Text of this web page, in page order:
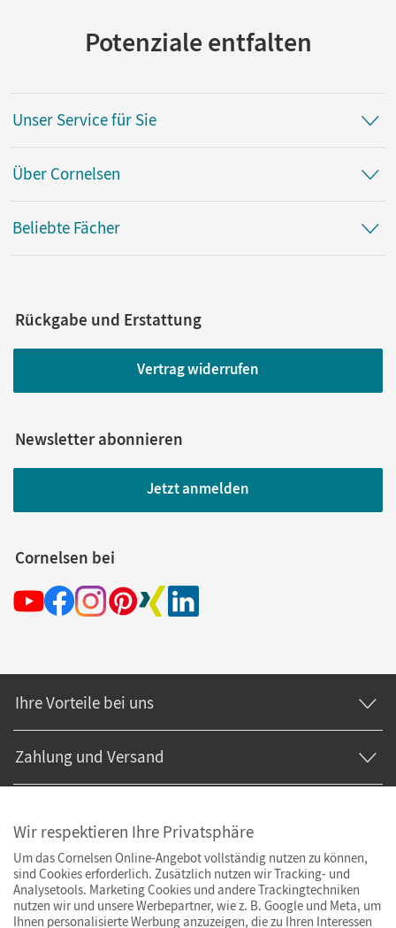
Potenziale entfalten
Unser Service für Sie
Über Cornelsen
Beliebte Fächer
Rückgabe und Erstattung
Vertrag widerrufen
Newsletter abonnieren
Jetzt anmelden
Cornelsen bei
Ihre Vorteile bei uns
Zahlung und Versand
Wir respektieren Ihre Privatsphäre
Um das Cornelsen Online-Angebot vollständig nutzen zu können,
sind Cookies erforderlich. Zusätzlich nutzen wir Tracking- und
Analysetools. Marketing Cookies und andere Trackingtechniken
nutzen wir und unsere Werbepartner, wie z. B. Google und Meta, um
Ihnen personalisierte Werbung anzuzeigen, die zu Ihren Interessen